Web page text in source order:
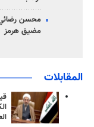
محسن
مضيق هرمز
المقابلات